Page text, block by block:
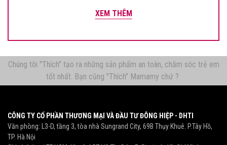
XEM THÊM
Chúng tôi "Thích" tạo ra những sản phẩm an toàn, chăm sóc trẻ em
tốt nhất. Bạn cũng "Thích" Mamamy chứ ?
CÔNG TY CỔ PHẦN THƯƠNG MẠI VÀ ĐẦU TƯ ĐÔNG HIỆP - DHTI
Văn phòng: L3-D, tầng 3, tòa nhà Sungrand City, 69B Thụy Khuê. P.Tây Hồ,
TP. Hà Nội